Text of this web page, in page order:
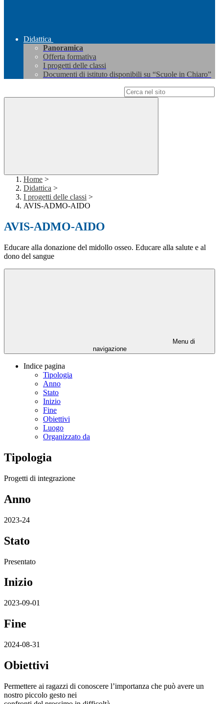
Didattica
Panoramica
Offerta formativa
I progetti delle classi
Documenti di istituto disponibili su “Scuole in Chiaro”
Home >
Didattica >
I progetti delle classi >
AVIS-ADMO-AIDO
AVIS-ADMO-AIDO
Educare alla donazione del midollo osseo. Educare alla salute e al
dono del sangue
Menu di
navigazione
Indice pagina
Tipologia
Anno
Stato
Inizio
Fine
Obiettivi
Luogo
Organizzato da
Tipologia
Progetti di integrazione
Anno
2023-24
Stato
Presentato
Inizio
2023-09-01
Fine
2024-08-31
Obiettivi
Permettere ai ragazzi di conoscere l’importanza che può avere un
nostro piccolo gesto nei